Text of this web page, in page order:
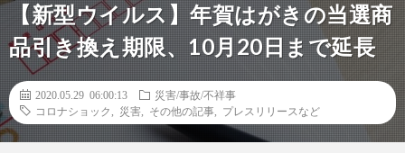
【新型ウイルス】年賀はがきの当選商
品引き換え期限、10月20日まで延長
2020.05.29 06:00:13
災害/事故/不祥事
コロナショック
災害 その他の記事 プレスリリースなど